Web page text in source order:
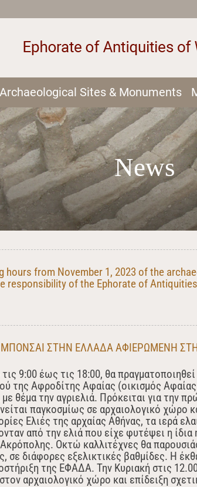
Archaeological Sites & Monuments
News
hours from November 1, 2023 of the
responsibility of the Ephorate of
ΣΤΗΝ ΕΛΛΑΔΑ ΑΦΙΕΡΩΜΕΝΗ
9:00 έως τις 18:00, θα
της Αφροδίτης Αφαίας (οικισμός Αφαίας
θέμα την αγριελιά. Πρόκειται για την
παγκοσμίως σε αρχαιολογικό χώρο
Ελιές της αρχαίας Αθήνας, τα ιερά
από την ελιά που είχε φυτέψει η ίδια
Οκτώ καλλιτέχνες θα
σε διάφορες εξελικτικές βαθμίδες. Η
της ΕΦΑΔΑ. Την Κυριακή στις
αρχαιολογικό χώρο και επίδειξη